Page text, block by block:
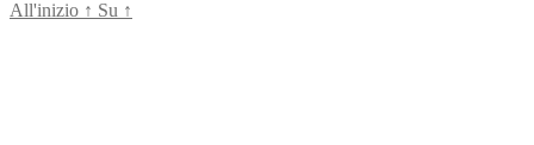
All'inizio ↑ Su ↑